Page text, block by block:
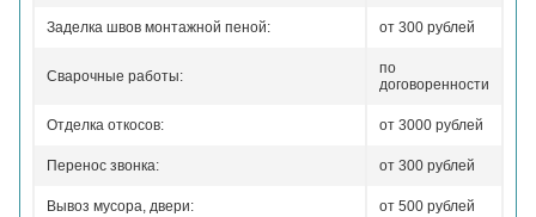
Заделка швов монтажной пеной: от 300 рублей
Сварочные работы:
по
договоренности
Отделка откосов: от 3000 рублей
Перенос звонка: от 300 рублей
Вывоз мусора, двери: от 500 рублей